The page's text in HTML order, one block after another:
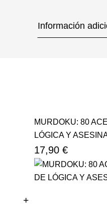
Información
MURDOKU: 80
LÓGICA Y
17,90 €